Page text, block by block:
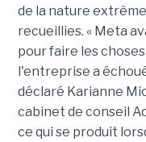
de la nature
recueillies. « Meta
pour faire les
l'entreprise a
déclaré Karianne
cabinet de conseil
ce qui se produit